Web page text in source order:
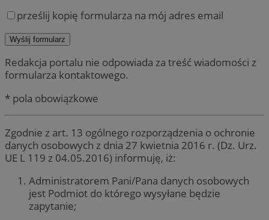
prześlij kopię formularza na mój adres email
Redakcja portalu nie odpowiada za treść wiadomości z
formularza kontaktowego.
* pola obowiązkowe
Zgodnie z art. 13 ogólnego rozporządzenia o ochronie
danych osobowych z dnia 27 kwietnia 2016 r. (Dz. Urz.
UE L 119 z 04.05.2016) informuję, iż:
Administratorem Pani/Pana danych osobowych
jest Podmiot do którego wysyłane będzie
zapytanie;